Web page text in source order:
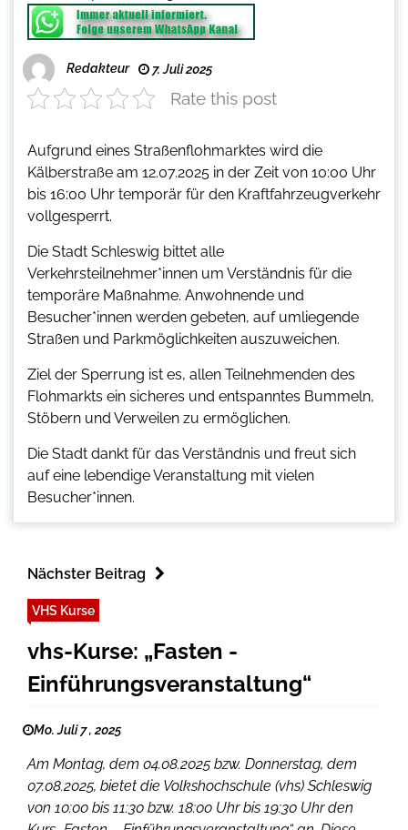
Redakteur 7. Juli 2025
Rate this post
Aufgrund eines Straßenflohmarktes wird die
Kälberstraße am 12.07.2025 in der Zeit von 10:00 Uhr
bis 16:00 Uhr temporär für den Kraftfahrzeugverkehr
vollgesperrt.
Die Stadt Schleswig bittet alle
Verkehrsteilnehmer*innen um Verständnis für die
temporäre Maßnahme. Anwohnende und
Besucher*innen werden gebeten, auf umliegende
Straßen und Parkmöglichkeiten auszuweichen.
Ziel der Sperrung ist es, allen Teilnehmenden des
Flohmarkts ein sicheres und entspanntes Bummeln,
Stöbern und Verweilen zu ermöglichen.
Die Stadt dankt für das Verständnis und freut sich
auf eine lebendige Veranstaltung mit vielen
Besucher*innen.
Nächster Beitrag
VHS Kurse
vhs-Kurse: „Fasten -
Einführungsveranstaltung“
Mo. Juli 7 , 2025
Am Montag, dem 04.08.2025 bzw. Donnerstag, dem
07.08.2025, bietet die Volkshochschule (vhs) Schleswig
von 10:00 bis 11:30 bzw. 18:00 Uhr bis 19:30 Uhr den